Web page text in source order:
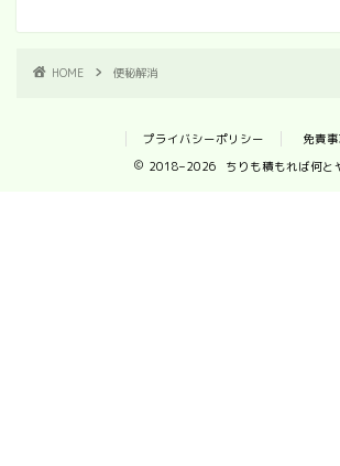
HOME 便秘解消
プライバシーポリシー
免責
2018–2026 ちりも積もれば何と